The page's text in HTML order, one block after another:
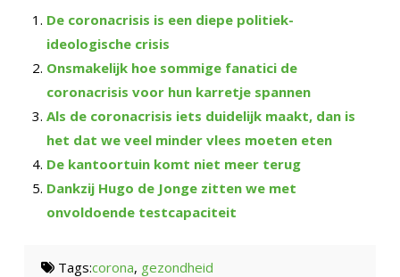
De coronacrisis is een diepe politiek-
ideologische crisis
Onsmakelijk hoe sommige fanatici de
coronacrisis voor hun karretje spannen
Als de coronacrisis iets duidelijk maakt, dan is
het dat we veel minder vlees moeten eten
De kantoortuin komt niet meer terug
Dankzij Hugo de Jonge zitten we met
onvoldoende testcapaciteit
Tags:corona, gezondheid